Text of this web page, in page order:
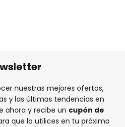
nuestras mejores ofertas,
y las últimas tendencias en
ahora y recibe un cupón de
que lo utilices en tu próxima